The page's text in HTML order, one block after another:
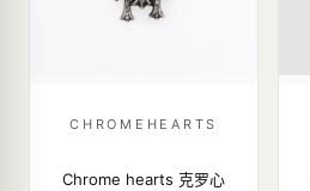
CHROMEHEARTS
Chrome hearts 克罗心